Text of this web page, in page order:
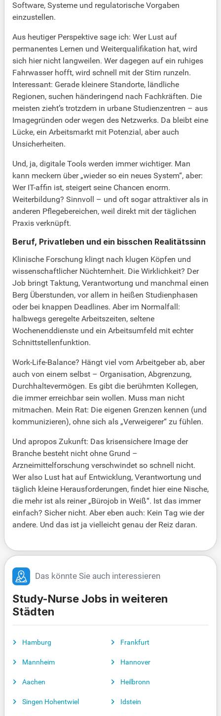
Software, Systeme und regulatorische Vorgaben
einzustellen.
Aus heutiger Perspektive sage ich: Wer Lust auf
permanentes Lernen und Weiterqualifikation hat, wird
sich hier nicht langweilen. Wer dagegen auf ein ruhiges
Fahrwasser hofft, wird schnell mit der Stirn runzeln.
Interessant: Gerade kleinere Standorte, ländliche
Regionen, suchen händeringend nach Fachkräften. Die
meisten zieht’s trotzdem in urbane Studienzentren – aus
Imagegründen oder wegen des Netzwerks. Da bleibt eine
Lücke, ein Arbeitsmarkt mit Potenzial, aber auch
Unsicherheiten.
Und, ja, digitale Tools werden immer wichtiger. Man
kann meckern über „wieder so ein neues System“, aber:
Wer IT-affin ist, steigert seine Chancen enorm.
Weiterbildung? Sinnvoll – und oft sogar attraktiver als in
anderen Pflegebereichen, weil direkt mit der täglichen
Praxis verknüpft.
Beruf, Privatleben und ein bisschen Realitätssinn
Klinische Forschung klingt nach klugen Köpfen und
wissenschaftlicher Nüchternheit. Die Wirklichkeit? Der
Job bringt Taktung, Verantwortung und manchmal einen
Berg Überstunden, vor allem in heißen Studienphasen
oder bei knappen Deadlines. Aber im Normalfall:
halbwegs geregelte Arbeitszeiten, seltene
Wochenenddienste und ein Arbeitsumfeld mit echter
Schnittstellenfunktion.
Work-Life-Balance? Hängt viel vom Arbeitgeber ab, aber
auch von einem selbst – Organisation, Abgrenzung,
Durchhaltevermögen. Es gibt die berühmten Kollegen,
die immer erreichbar sein wollen. Muss man nicht
mitmachen. Mein Rat: Die eigenen Grenzen kennen (und
kommunizieren), ohne sich als „Verweigerer“ zu fühlen.
Und apropos Zukunft: Das krisensichere Image der
Branche besteht nicht ohne Grund –
Arzneimittelforschung verschwindet so schnell nicht.
Wer also Lust hat auf Entwicklung, Verantwortung und
täglich kleine Herausforderungen, findet hier eine Nische,
die mehr ist als reiner „Bürojob in Weiß“. Ist das immer
einfach? Sicher nicht. Aber eben auch: Kein Tag wie der
andere. Und das ist ja vielleicht genau der Reiz daran.
Das könnte Sie auch interessieren
Study-Nurse Jobs in weiteren
Städten
Hamburg
Mannheim
Aachen
Singen Hohentwiel
Frankfurt
Hannover
Heilbronn
Idstein